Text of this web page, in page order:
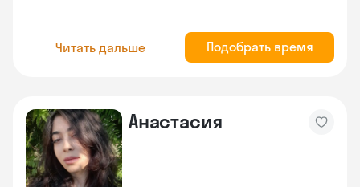
Читать дальше Подобрать время
Анастасия